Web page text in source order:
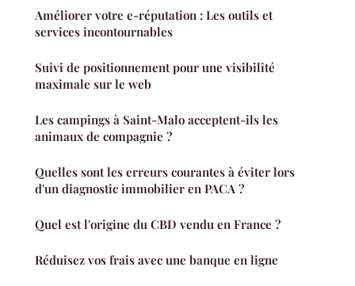
Améliorer votre e-réputation : Les outils et
services incontournables
Suivi de positionnement pour une visibilité
maximale sur le web
Les campings à Saint-Malo acceptent-ils les
animaux de compagnie ?
Quelles sont les erreurs courantes à éviter lors
d'un diagnostic immobilier en PACA ?
Quel est l'origine du CBD vendu en France ?
Réduisez vos frais avec une banque en ligne